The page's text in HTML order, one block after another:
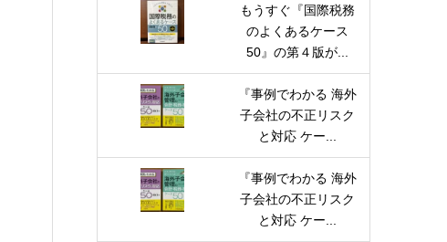
もうすぐ『国際税務
のよくあるケース
50』の第４版が...
『事例でわかる 海外
子会社の不正リスク
と対応 ケー...
『事例でわかる 海外
子会社の不正リスク
と対応 ケー...